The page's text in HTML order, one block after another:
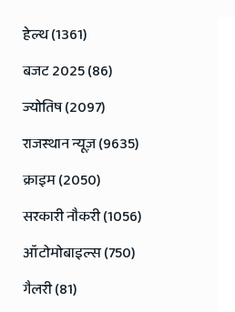
हेल्थ (1361)
बजट 2025 (86)
ज्योतिष (2097)
राजस्थान न्यूज़ (9635)
क्राइम (2050)
सरकारी नौकरी (1056)
ऑटोमोबाइल्स (750)
गैलरी (81)